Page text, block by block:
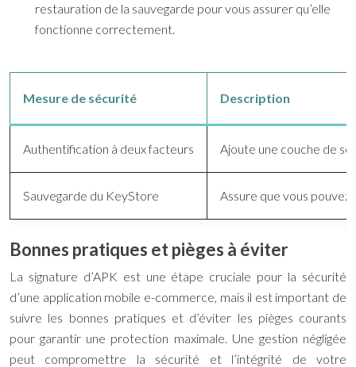
restauration de la sauvegarde pour vous assurer qu’elle
fonctionne correctement.
Mesure de sécurité Description
Authentification à deux facteurs Ajoute une couche de
Sauvegarde du KeyStore Assure que vous
Bonnes pratiques et pièges à éviter
La signature d’APK est une étape cruciale pour la sécurité
d’une application mobile e-commerce, mais il est important de
suivre les bonnes pratiques et d’éviter les pièges courants
pour garantir une protection maximale. Une gestion négligée
peut compromettre la sécurité et l’intégrité de votre